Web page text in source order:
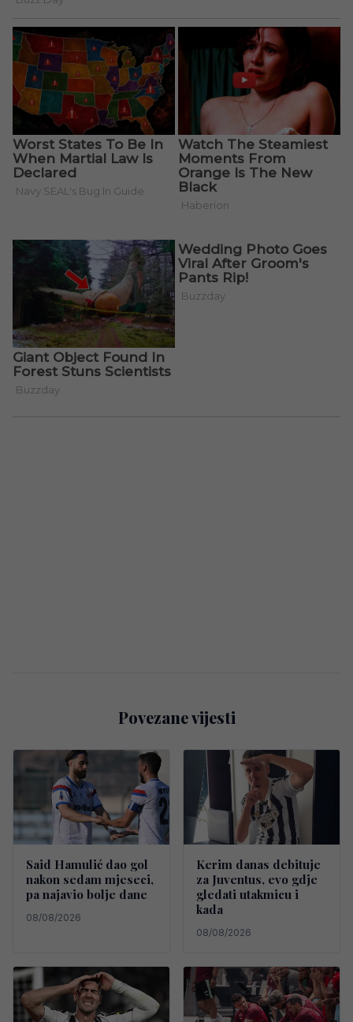
Povezane vijesti
Said Hamulić dao gol
nakon sedam mjeseci,
pa najavio bolje dane
08/08/2026
Kerim danas debituje
za Juventus, evo gdje
gledati utakmicu i
kada
08/08/2026